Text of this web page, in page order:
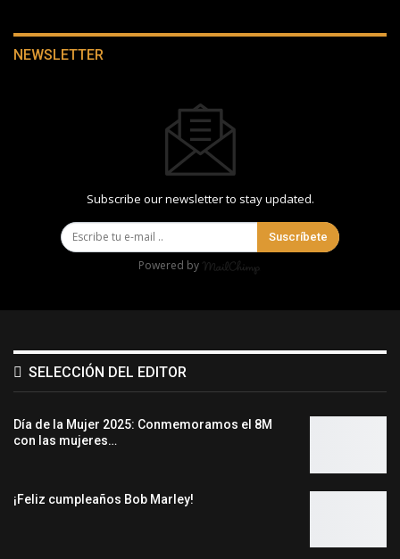
NEWSLETTER
Subscribe our newsletter to stay updated.
Suscríbete
Powered by
SELECCIÓN DEL EDITOR
Día de la Mujer 2025: Conmemoramos el 8M
con las mujeres…
¡Feliz cumpleaños Bob Marley!